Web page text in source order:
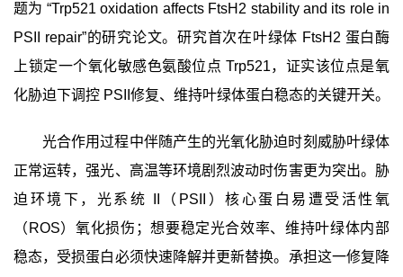
题为 “Trp521 oxidation affects FtsH2 stability and its role in
PSII repair”的研究论文。研究首次在叶绿体 FtsH2 蛋白酶
上锁定一个氧化敏感色氨酸位点 Trp521，证实该位点是氧
化胁迫下调控 PSII 修复、维持叶绿体蛋白稳态的关键开关。
光合作用过程中伴随产生的光氧化胁迫时刻威胁叶绿体
正常运转，强光、高温等环境剧烈波动时伤害更为突出。胁
迫环境下，光系统
（ PS
）核心蛋白易遭受活性氧
（ ROS）氧化损伤；想要稳定光合效率、维持叶绿体内部
稳态，受损蛋白必须快速降解并更新替换。承担这一修复降